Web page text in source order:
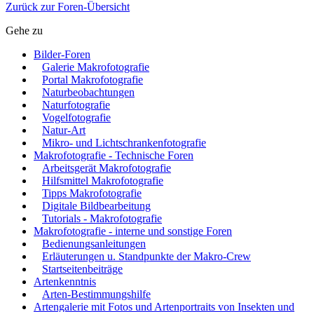
Zurück zur Foren-Übersicht
Gehe zu
Bilder-Foren
Galerie Makrofotografie
Portal Makrofotografie
Naturbeobachtungen
Naturfotografie
Vogelfotografie
Natur-Art
Mikro- und Lichtschrankenfotografie
Makrofotografie - Technische Foren
Arbeitsgerät Makrofotografie
Hilfsmittel Makrofotografie
Tipps Makrofotografie
Digitale Bildbearbeitung
Tutorials - Makrofotografie
Makrofotografie - interne und sonstige Foren
Bedienungsanleitungen
Erläuterungen u. Standpunkte der Makro-Crew
Startseitenbeiträge
Artenkenntnis
Arten-Bestimmungshilfe
Artengalerie mit Fotos und Artenportraits von Insekten und